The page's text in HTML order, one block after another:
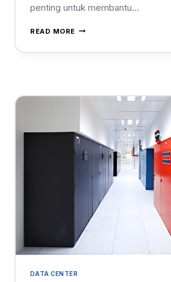
penting untuk membantu…
READ MORE
DATA CENTER